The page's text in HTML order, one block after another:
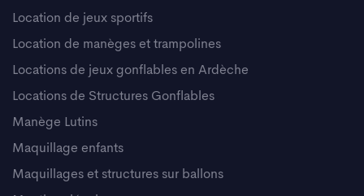
Location de jeux sportifs
Location de manèges et trampolines
Locations de jeux gonflables en Ardèche
Locations de Structures Gonflables
Manège Lutins
Maquillage enfants
Maquillages et structures sur ballons